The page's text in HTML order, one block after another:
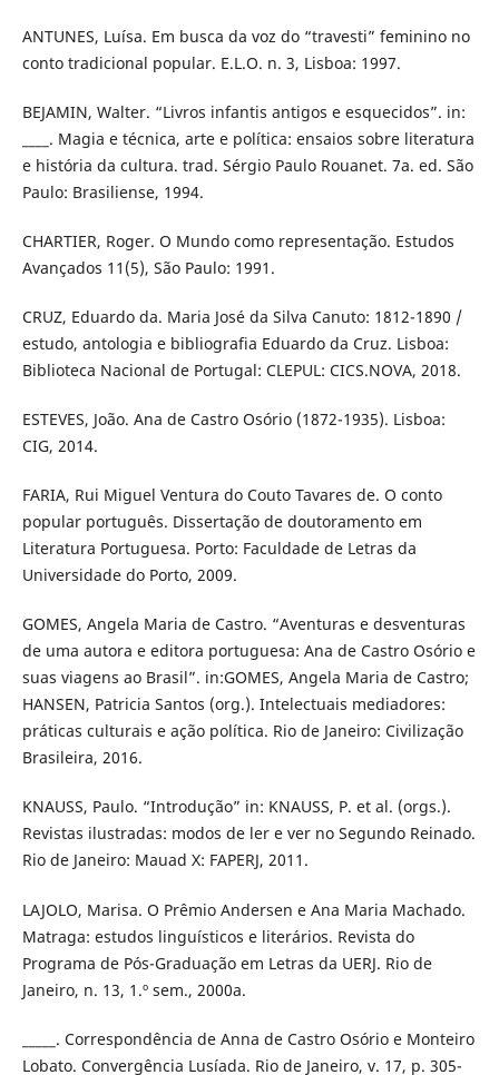
ANTUNES, Luísa. Em busca da voz do “travesti” feminino no
conto tradicional popular. E.L.O. n. 3, Lisboa: 1997.
BEJAMIN, Walter. “Livros infantis antigos e esquecidos”. in:
____. Magia e técnica, arte e política: ensaios sobre literatura
e história da cultura. trad. Sérgio Paulo Rouanet. 7a. ed. São
Paulo: Brasiliense, 1994.
CHARTIER, Roger. O Mundo como representação. Estudos
Avançados 11(5), São Paulo: 1991.
CRUZ, Eduardo da. Maria José da Silva Canuto: 1812-1890 /
estudo, antologia e bibliografia Eduardo da Cruz. Lisboa:
Biblioteca Nacional de Portugal: CLEPUL: CICS.NOVA, 2018.
ESTEVES, João. Ana de Castro Osório (1872-1935). Lisboa:
CIG, 2014.
FARIA, Rui Miguel Ventura do Couto Tavares de. O conto
popular português. Dissertação de doutoramento em
Literatura Portuguesa. Porto: Faculdade de Letras da
Universidade do Porto, 2009.
GOMES, Angela Maria de Castro. “Aventuras e desventuras
de uma autora e editora portuguesa: Ana de Castro Osório e
suas viagens ao Brasil”. in:GOMES, Angela Maria de Castro;
HANSEN, Patricia Santos (org.). Intelectuais mediadores:
práticas culturais e ação política. Rio de Janeiro: Civilização
Brasileira, 2016.
KNAUSS, Paulo. “Introdução” in: KNAUSS, P. et al. (orgs.).
Revistas ilustradas: modos de ler e ver no Segundo Reinado.
Rio de Janeiro: Mauad X: FAPERJ, 2011.
LAJOLO, Marisa. O Prêmio Andersen e Ana Maria Machado.
Matraga: estudos linguísticos e literários. Revista do
Programa de Pós-Graduação em Letras da UERJ. Rio de
Janeiro, n. 13, 1.º sem., 2000a.
_____. Correspondência de Anna de Castro Osório e Monteiro
Lobato. Convergência Lusíada. Rio de Janeiro, v. 17, p. 305-